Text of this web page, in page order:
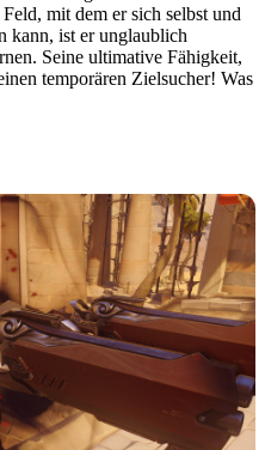
mit dem er sich selbst und
kann, ist er unglaublich
Seine ultimative Fähigkeit,
temporären Zielsucher! Was